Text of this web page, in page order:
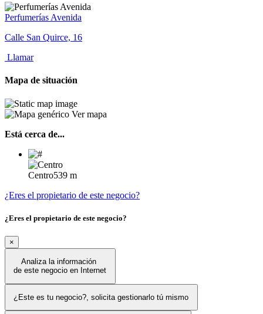
Perfumerías Avenida
Calle San Quirce, 16
Llamar
Mapa de situación
Ver mapa
Está cerca de...
Centro539 m
¿Eres el propietario de este negocio?
¿Eres el propietario de este negocio?
×
Analiza la información
de este negocio en Internet
¿Este es tu negocio?, solicita gestionarlo tú mismo